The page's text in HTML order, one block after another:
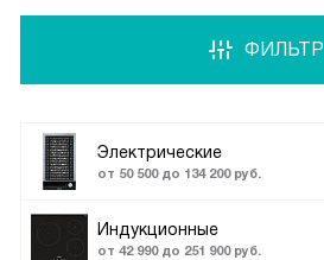
Электрические
от 50 500 до 134 200 руб.
Индукционные
от 42 990 до 251 900 руб.
ФИЛЬТР